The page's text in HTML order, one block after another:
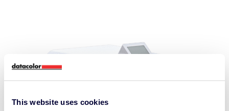
This website uses cookies